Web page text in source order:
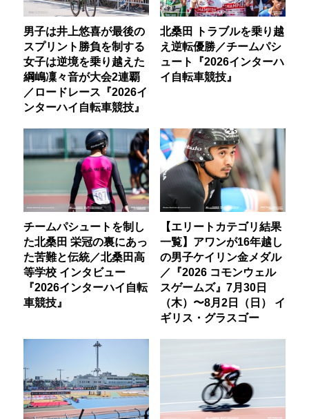
男子は井上悠喜が最後の
スプリント勝負を制する
女子は逆境を乗り越えた
綱嶋凜々音が大会2連覇
／ロードレース『2026イ
ンターハイ自転車競技』
北桑田 トラブルを乗り越
え逆転優勝／チームパシ
ュート『2026インターハ
イ自転車競技』
チームパシュートを制し
た北桑田 栄冠の裏にあっ
た苦難と伝統／北桑田高
等学校 インタビュー
『2026インターハイ自転
車競技』
【エリートカテゴリ結果
一覧】アワンが16年越し
の男子ケイリン金メダル
／『2026 コモンウェル
スゲームズ』7月30日
（木）〜8月2日（日） イ
ギリス・グラスゴー